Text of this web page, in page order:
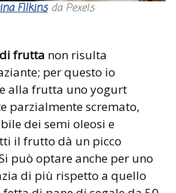
Filkinsda Pexels
frutta non risulta
per questo io
alla frutta uno yogurt
parzialmente scremato,
dei semi oleosi e
il frutto dà un picco
può optare anche per uno
di più rispetto a quello